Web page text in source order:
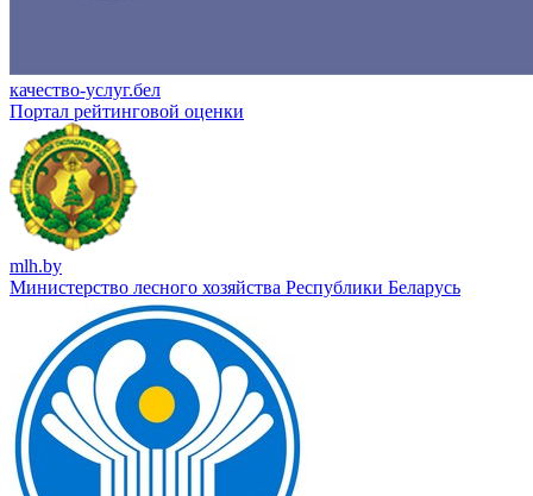
качество-услуг.бел
Портал рейтинговой оценки
mlh.by
Министерство лесного хозяйства Республики Беларусь